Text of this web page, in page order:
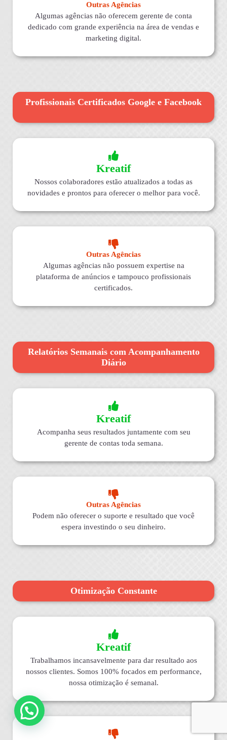
Outras Agências
Algumas agências não oferecem gerente de conta
dedicado com grande experiência na área de vendas e
marketing digital.
Profissionais Certificados Google e Facebook
Kreatif
Nossos colaboradores estão atualizados a todas as
novidades e prontos para oferecer o melhor para você.
Outras Agências
Algumas agências não possuem expertise na
plataforma de anúncios e tampouco profissionais
certificados.
Relatórios Semanais com Acompanhamento
Diário
Kreatif
Acompanha seus resultados juntamente com seu
gerente de contas toda semana.
Outras Agências
Podem não oferecer o suporte e resultado que você
espera investindo o seu dinheiro.
Otimização Constante
Kreatif
Trabalhamos incansavelmente para dar resultado aos
nossos clientes. Somos 100% focados em performance,
nossa otimização é semanal.